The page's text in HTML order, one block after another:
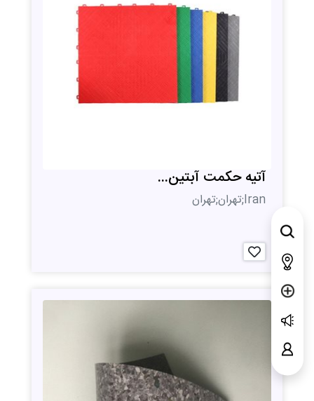
آتیه حکمت آبتین...
Iran;تهران;تهران